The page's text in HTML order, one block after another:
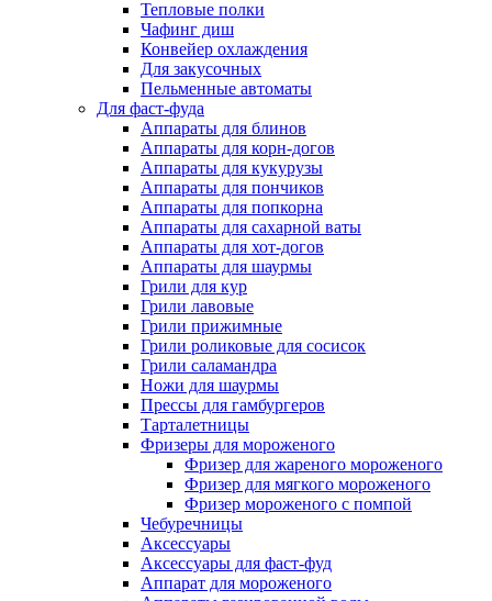
Тепловые полки
Чафинг диш
Конвейер охлаждения
Для закусочных
Пельменные автоматы
Для фаст-фуда
Аппараты для блинов
Аппараты для корн-догов
Аппараты для кукурузы
Аппараты для пончиков
Аппараты для попкорна
Аппараты для сахарной ваты
Аппараты для хот-догов
Аппараты для шаурмы
Грили для кур
Грили лавовые
Грили прижимные
Грили роликовые для сосисок
Грили саламандра
Ножи для шаурмы
Прессы для гамбургеров
Тарталетницы
Фризеры для мороженого
Фризер для жареного мороженого
Фризер для мягкого мороженого
Фризер мороженого с помпой
Чебуречницы
Аксессуары
Аксессуары для фаст-фуд
Аппарат для мороженого